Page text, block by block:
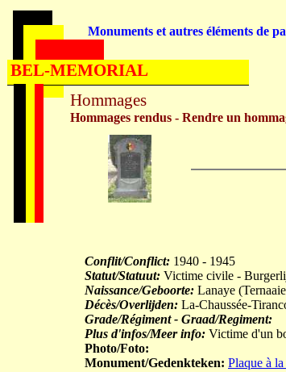
Conflit/Conflict: 1940 - 1945
Statut/Statuut: Victime civile -
Naissance/Geboorte: Lanaye
Décès/Overlijden: La-Chaussée-
Grade/Régiment - Graad/Regiment:
Plus d'infos/Meer info: Victime d'un
Photo/Foto:
Monument/Gedenkteken: Plaque à
Hommages
Hommages rendus - Rendre un
Monuments et autres éléments de
BEL-MEMORIAL